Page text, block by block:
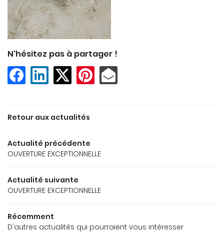
SÉLECTION
AVIS
ACTUALITÉS
CONTACT
N'hésitez pas à partager !
Retour aux actualités
Actualité précédente
OUVERTURE EXCEPTIONNELLE
Actualité suivante
OUVERTURE EXCEPTIONNELLE
Récemment
D'autres actualités qui pourraient vous intéresser